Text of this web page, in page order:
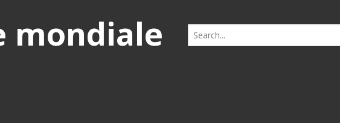
mondiale
Search
for: